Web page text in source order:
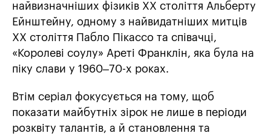
найвизначніших фізиків XX століття Альберту
Ейнштейну, одному з найвидатніших митців
XX століття Пабло Пікассо та співачці,
«Королеві соулу» Ареті Франклін, яка була на
піку слави у 1960–70-х роках.
Втім серіал фокусується на тому, щоб
показати майбутніх зірок не лише в періоди
розквіту талантів, а й становлення та